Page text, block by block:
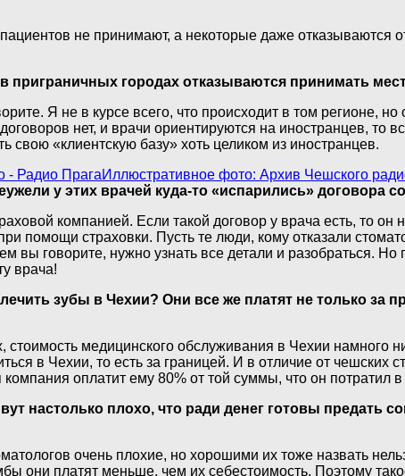
не принимают, а некоторые даже отказываются
приграничных городах отказываются принимать
Я не в курсе всего, что происходит в том регионе, но
нет, и врачи ориентируются на иностранцев, то
свою «клиентскую базу» хоть целиком из иностранцев.
Иллюстративное фото: Архив Чешского
у этих врачей куда-то «испарились» договора
компанией. Если такой договор у врача есть, то
помощи страховки. Пусть те люди, кому отказали
вы говорите, нужно узнать все детали и разобраться.
врача!
зубы в Чехии? Они все же платят не только за
медицинского обслуживания в Чехии намного
в Чехии, то есть за границей. И в отличие от чешских
оплатит ему 80% от той суммы, что он потратил
настолько плохо, что ради денег готовы предать
очень плохие, но хорошими их тоже назвать
они платят меньше, чем их себестоимость. Поэтому